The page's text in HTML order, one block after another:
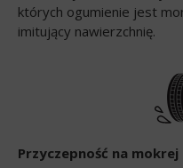
których ogumienie jest
imitujący nawierzchnię.
Przyczepność na